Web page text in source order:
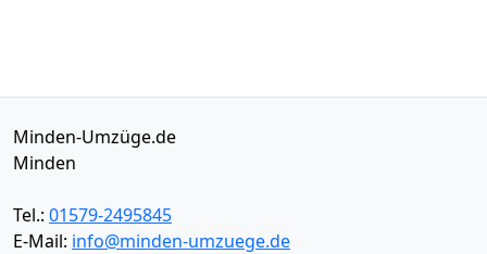
Minden-Umzüge.de
Minden
Tel.: 01579-2495845
E-Mail: info@minden-umzuege.de